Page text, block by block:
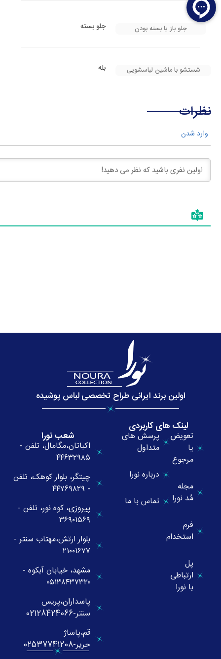
جلو باز یا بسته بودن جلو بسته
شستشو با ماشین لباسشویی بله
نظرات
وارد شدن
اولین برند ایرانی طراح تخصصی لباس پوشیده
لینک های کاربردی
تعویض
یا
مرجوع
مجله
مُد نورا
فرم
استخدام
پل
ارتباطی
با نورا
پرسش های
متداول
درباره نورا
تماس با ما
شعب نورا
اکباتان،مگامال، تلفن -
۴۴۶۳۲۹۸۵
چیتگر، بلوار کوهک، تلفن
- ۴۴۷۶۹۸۲۹
پیروزی، کوه نور، تلفن -
۳۶۹۰۱۵۶۹
بلوار ارتش،مهتاب سنتر -
۲۱۰۰۱۶۷۷
مشهد، خیابان آبکوه -
۰۵۱۳۸۴۳۷۳۲۰
پاسداران،پریس
سنتر-02128424066
قم،پاساژ
حریر-02537741208